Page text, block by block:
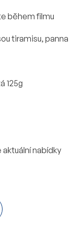
během filmu
tiramisu, panna
125g
nabídky